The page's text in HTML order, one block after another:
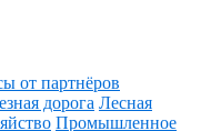
от партнёров
дорога Лесная
Промышленное